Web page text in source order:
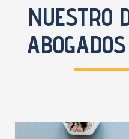
NUESTRO